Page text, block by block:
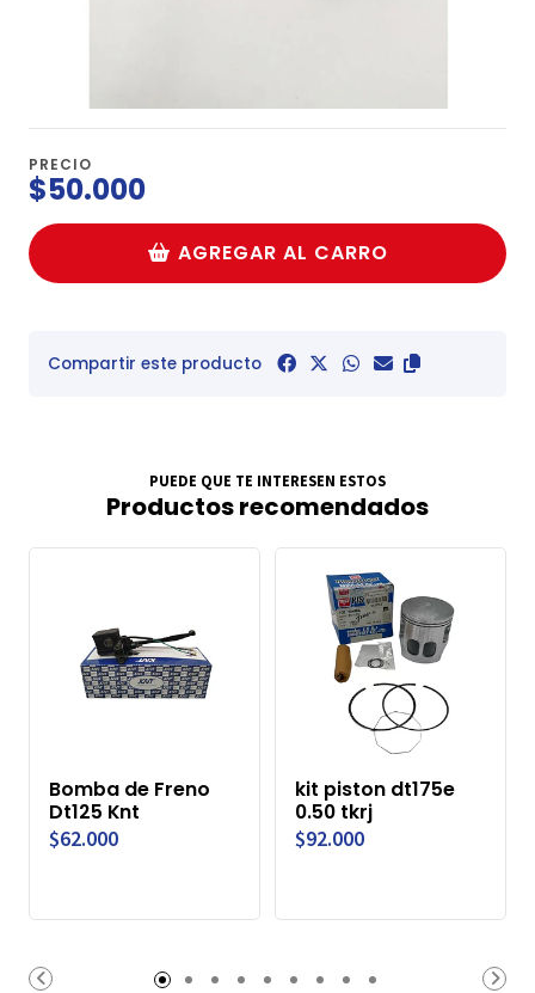
PRECIO
$50.000
AGREGAR AL CARRO
Compartir este producto
PUEDE QUE TE INTERESEN ESTOS
Productos recomendados
Bomba de Freno
Dt125 Knt
$62.000
kit piston dt175e
0.50 tkrj
$92.000